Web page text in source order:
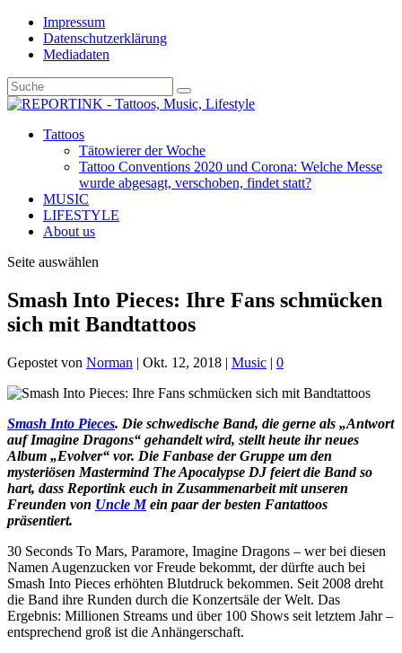
Impressum
Datenschutzerklärung
Mediadaten
Tattoos
Tätowierer der Woche
Tattoo Conventions 2020 und Corona: Welche Messe
wurde abgesagt, verschoben, findet statt?
MUSIC
LIFESTYLE
About us
Seite auswählen
Smash Into Pieces: Ihre Fans schmücken
sich mit Bandtattoos
Gepostet von Norman | Okt. 12, 2018 | Music | 0
Smash Into Pieces. Die schwedische Band, die gerne als „Antwort
auf Imagine Dragons“ gehandelt wird, stellt heute ihr neues
Album „Evolver“ vor. Die Fanbase der Gruppe um den
mysteriösen Mastermind The Apocalypse DJ feiert die Band so
hart, dass Reportink euch in Zusammenarbeit mit unseren
Freunden von Uncle Mein paar der besten Fantattoos
präsentiert.
30 Seconds To Mars, Paramore, Imagine Dragons – wer bei diesen
Namen Augenzucken vor Freude bekommt, der dürfte auch bei
Smash Into Pieces erhöhten Blutdruck bekommen. Seit 2008 dreht
die Band ihre Runden durch die Konzertsäle der Welt. Das
Ergebnis: Millionen Streams und über 100 Shows seit letztem Jahr –
entsprechend groß ist die Anhängerschaft.